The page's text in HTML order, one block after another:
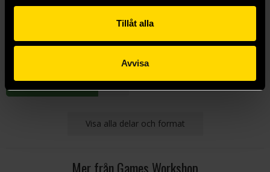
Tillåt alla
Avvisa
1145 kr
Visa alla delar och format
Mer från Games Workshop